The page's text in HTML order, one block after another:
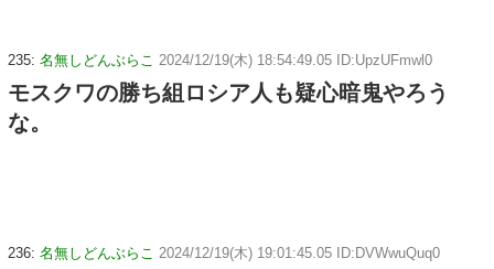
235: 名無しどんぶらこ 2024/12/19(木) 18:54:49.05 ID:UpzUFmwl0
モスクワの勝ち組ロシア人も疑心暗鬼やろう
な。
236: 名無しどんぶらこ 2024/12/19(木) 19:01:45.05 ID:DVWwuQuq0